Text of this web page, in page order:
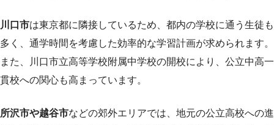
川口市は東京都に隣接しているため、都内の学校に通う生徒も
多く、通学時間を考慮した効率的な学習計画が求められます。
また、川口市立高等学校附属中学校の開校により、公立中高一
貫校への関心も高まっています。
所沢市や越谷市などの郊外エリアでは、地元の公立高校への進